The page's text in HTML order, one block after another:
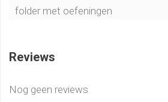
folder met oefeningen
Reviews
Nog geen reviews